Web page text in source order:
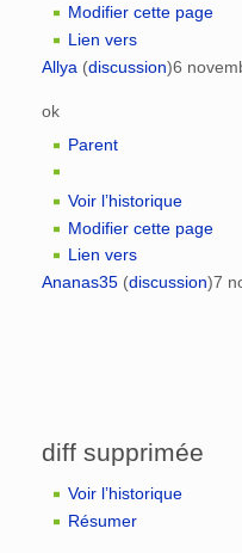
Modifier cette page
Lien vers
Allya (discussion)6
ok
Parent
Voir l’historique
Modifier cette page
Lien vers
Ananas35 (discussion)7
diff supprimée
Voir l’historique
Résumer